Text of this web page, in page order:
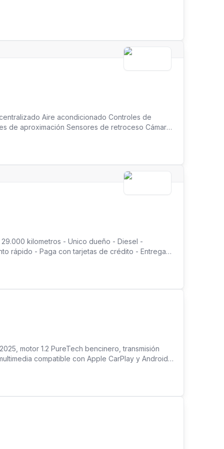
Aire acondicionado Controles de
de aproximación Sensores de retroceso Cámara
abatibles Llantas de aleación
29.000 kilometros - Unico dueño - Diesel -
rápido - Paga con tarjetas de crédito - Entrega
motor 1.2 PureTech bencinero, transmisión
compatible con Apple CarPlay y Android
acondicionado, vidrios eléctricos y sistema de
con un rendimiento aproximado de 18 km/l en
garantía vigente. Vehículo con